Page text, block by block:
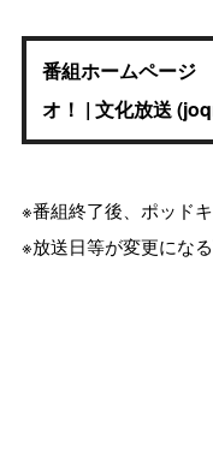
番組ホームページ
オ！ | 文化放送
※番組終了後、ポッドキ
※放送日等が変更にな